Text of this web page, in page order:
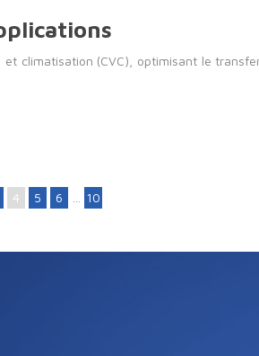
climatisation (CVC), optimisant le
4 5 6 10